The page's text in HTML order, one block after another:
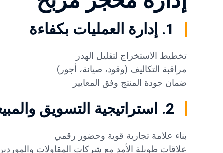
1. إدارة العمليات بكفاءة
تخطيط الاستخراج لتقليل الهدر
مراقبة التكاليف (وقود، صيانة، أجور)
ضمان جودة المنتج وفق المعايير
2. استراتيجية التسويق والمبيعات
بناء علامة تجارية قوية وحضور رقمي
علاقات طويلة الأمد مع شركات المقاولات